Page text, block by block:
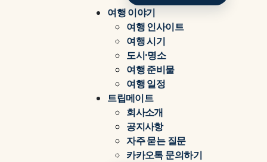
여행 이야기
여행 인사이트
여행 시기
도시·명소
여행 준비물
여행 일정
트립메이트
회사소개
공지사항
자주 묻는 질문
카카오톡 문의하기